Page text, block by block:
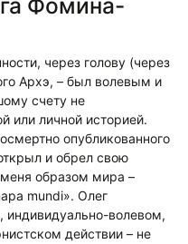
Фомина-
через голову (через
Архэ, – был волевым и
счету не
или личной историей.
опубликованного
и обрел свою
образом мира –
mundi». Олег
индивидуально-волевом,
действии – не